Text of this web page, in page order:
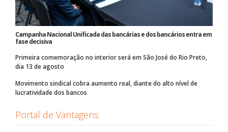
Campanha Nacional Unificada das bancárias e dos bancários entra em
fase decisiva
Primeira comemoração no interior será em São José do Rio Preto,
dia 13 de agosto
Movimento sindical cobra aumento real, diante do alto nível de
lucratividade dos bancos
Portal de Vantagens